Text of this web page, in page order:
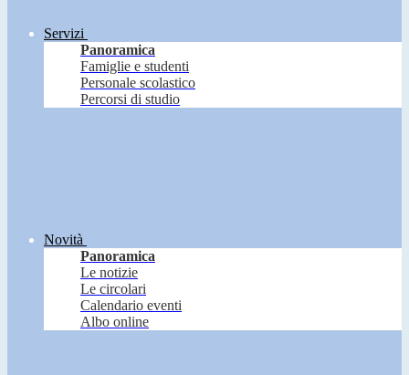
Servizi
Panoramica
Famiglie e studenti
Personale scolastico
Percorsi di studio
Novità
Panoramica
Le notizie
Le circolari
Calendario eventi
Albo online